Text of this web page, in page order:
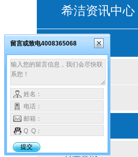
希洁资讯中心
客户案例
按行业分类
按产品分类
新闻资讯
行业资讯
留言或致电4008365068
姓名：
电话：
邮箱：
Q Q：
提交